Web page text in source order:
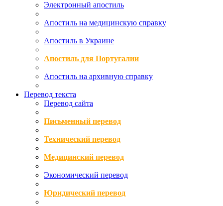
Электронный апостиль
Апостиль на медицинскую справку
Апостиль в Украине
Апостиль для Португалии
Апостиль на архивную справку
Перевод текста
Перевод сайта
Письменный перевод
Технический перевод
Медицинский перевод
Экономический перевод
Юридический перевод